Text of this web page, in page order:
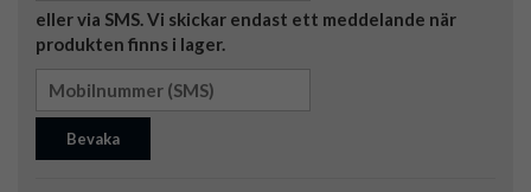
eller via SMS. Vi skickar endast ett meddelande när
produkten finns i lager.
Bevaka